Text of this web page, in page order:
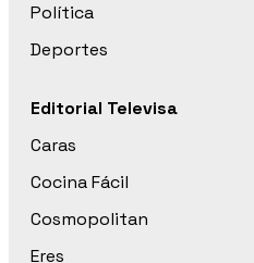
Política
Deportes
Editorial Televisa
Caras
Cocina Fácil
Cosmopolitan
Eres